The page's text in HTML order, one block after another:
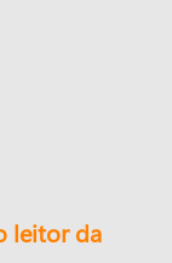
leitor da